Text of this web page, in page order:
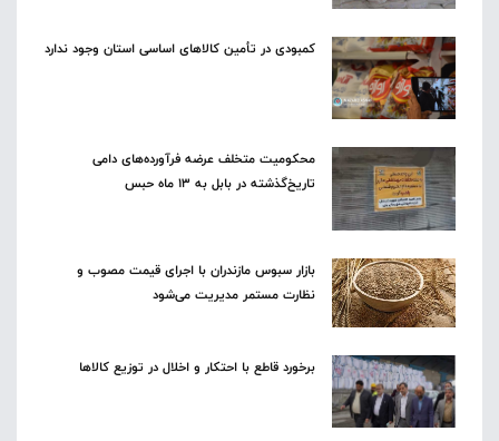
کمبودی در تأمین کالاهای اساسی استان وجود ندارد
محکومیت متخلف عرضه فرآورده‌های دامی
تاریخ‌گذشته در بابل به ۱۳ ماه حبس
بازار سبوس مازندران با اجرای قیمت مصوب و
نظارت مستمر مدیریت می‌شود
برخورد قاطع با احتکار و اخلال در توزیع کالاها